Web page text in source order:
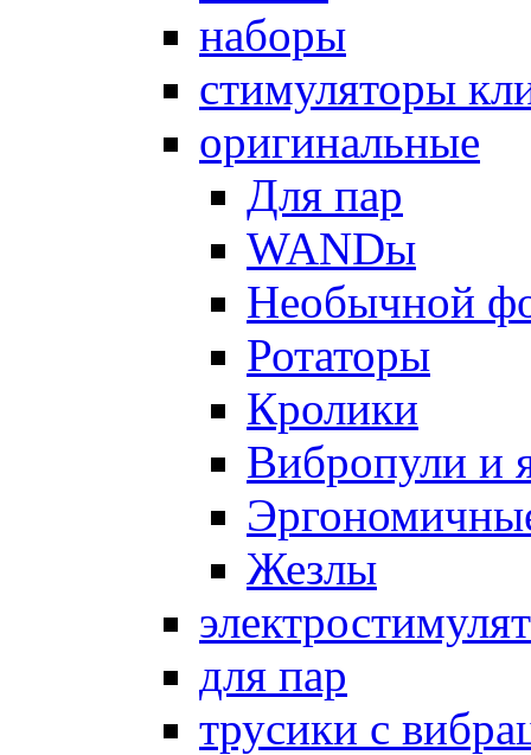
наборы
стимуляторы
оригинальные
Для пар
WANDы
Необычной
Ротаторы
Кролики
Вибропули и
Жезлы
для пар
трусики с